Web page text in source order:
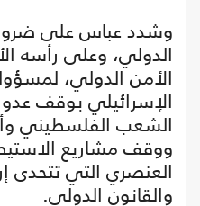
وشدد عباس على
الدولي، وعلى رأسه
الأمن الدولي،
الإسرائيلي بوقف
الشعب الفلسطيني
ووقف مشاريع
العنصري التي تتحدى
والقانون الدولي.